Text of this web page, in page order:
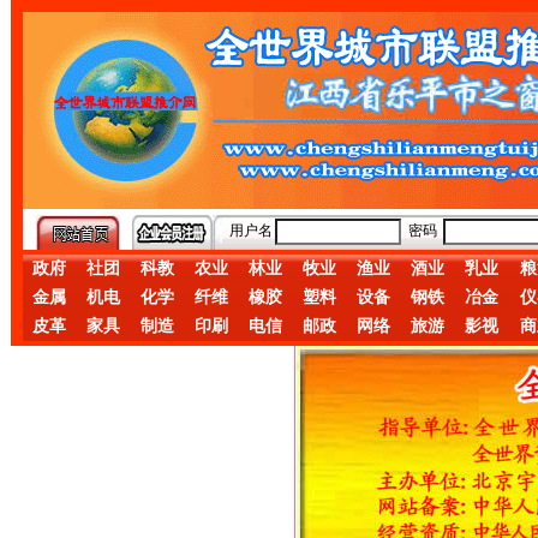
用户名 密码
政府 社团 科教 农业 林业 牧业 渔业 酒业 乳业
金属
机电 化学 纤维 橡胶 塑料 设备 钢铁 冶金
皮革
家具 制造 印刷 电信 邮政 网络 旅游 影视